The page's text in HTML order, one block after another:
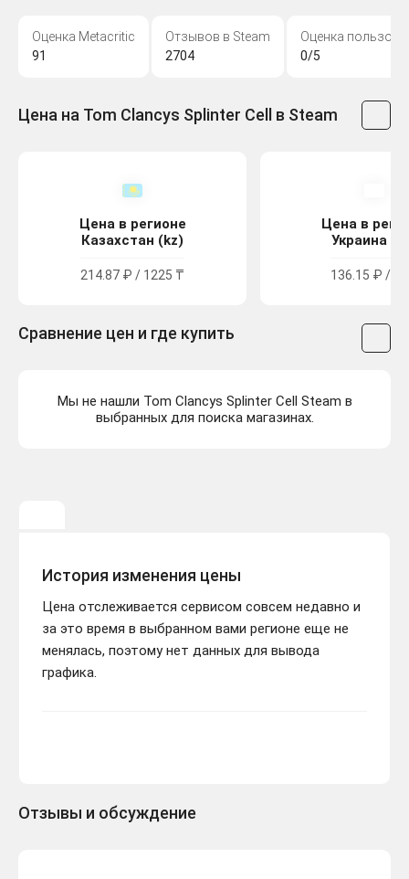
Оценка Metacritic
91
Отзывов в Steam
2704
Оценка
0/5
Цена на Tom Clancys Splinter Cell в Steam
Цена в регионе
Казахстан (kz)
214.87 ₽ / 1225 ₸
Цена в
Украина
136.15 ₽ /
Сравнение цен и где купить
Мы не нашли Tom Clancys Splinter Cell Steam в
выбранных для поиска магазинах.
История изменения цены
Цена отслеживается сервисом совсем недавно и
за это время в выбранном вами регионе еще не
менялась, поэтому нет данных для вывода
графика.
Отзывы и обсуждение